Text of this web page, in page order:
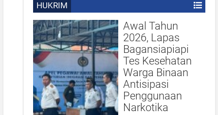
HUKRIM
Awal Tahun
2026, Lapas
Bagansiapiapi
Tes Kesehatan
Warga Binaan
Antisipasi
Penggunaan
Narkotika